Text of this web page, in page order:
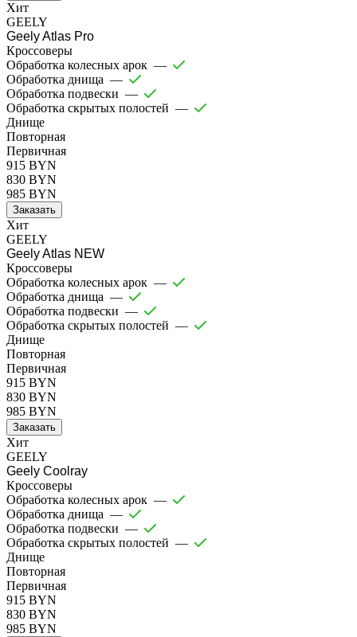
Хит
GEELY
Geely Atlas Pro
Кроссоверы
Обработка колесных арок —
Обработка днища —
Обработка подвески —
Обработка скрытых полостей —
Днище
Повторная
Первичная
915 BYN
830 BYN
985 BYN
Заказать
Хит
GEELY
Geely Atlas NEW
Кроссоверы
Обработка колесных арок —
Обработка днища —
Обработка подвески —
Обработка скрытых полостей —
Днище
Повторная
Первичная
915 BYN
830 BYN
985 BYN
Заказать
Хит
GEELY
Geely Coolray
Кроссоверы
Обработка колесных арок —
Обработка днища —
Обработка подвески —
Обработка скрытых полостей —
Днище
Повторная
Первичная
915 BYN
830 BYN
985 BYN